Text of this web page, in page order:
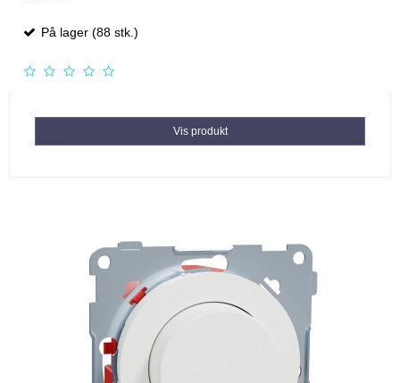
På lager (88 stk.)
Vis produkt